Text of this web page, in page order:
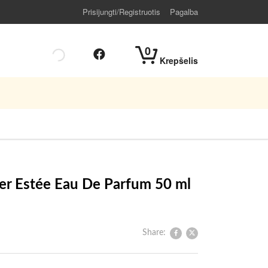
Prisijungti/Registruotis Pagalba
0
Krepšelis
Estée Eau De Parfum 50 ml
Share: